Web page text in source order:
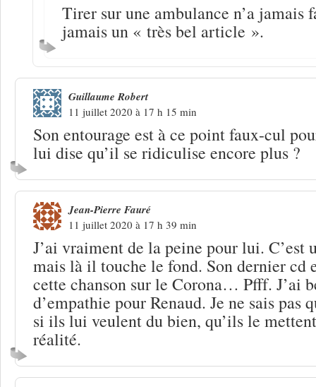
Tirer sur une ambulance n’a jamais
jamais un « très bel article ».
Guillaume Robert
11 juillet 2020 à 17 h 15 min
Son entourage est à ce point faux-cul
lui dise qu’il se ridiculise encore plus ?
Jean-Pierre Fauré
11 juillet 2020 à 17 h 39 min
J’ai vraiment de la peine pour lui. C’est
mais là il touche le fond. Son dernier cd
cette chanson sur le Corona… Pfff. J’ai
d’empathie pour Renaud. Je ne sais
si ils lui veulent du bien, qu’ils le
réalité.